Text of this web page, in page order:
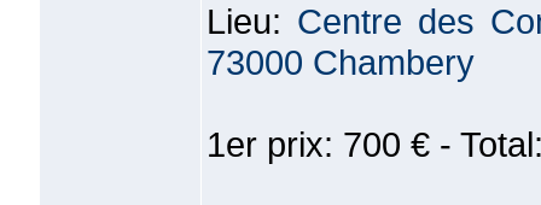
Lieu: Centre des
73000 Chambery
1er prix: 700 € -